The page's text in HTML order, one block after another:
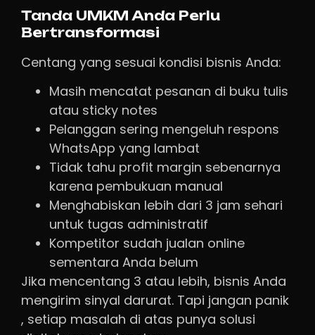
Tanda UMKM Anda Perlu
Bertransformasi
Centang yang sesuai kondisi bisnis Anda:
Masih mencatat pesanan di buku tulis
atau sticky notes
Pelanggan sering mengeluh respons
WhatsApp yang lambat
Tidak tahu profit margin sebenarnya
karena pembukuan manual
Menghabiskan lebih dari 3 jam sehari
untuk tugas administratif
Kompetitor sudah jualan online
sementara Anda belum
Jika mencentang 3 atau lebih, bisnis Anda
mengirim sinyal darurat. Tapi jangan panik
, setiap masalah di atas punya solusi